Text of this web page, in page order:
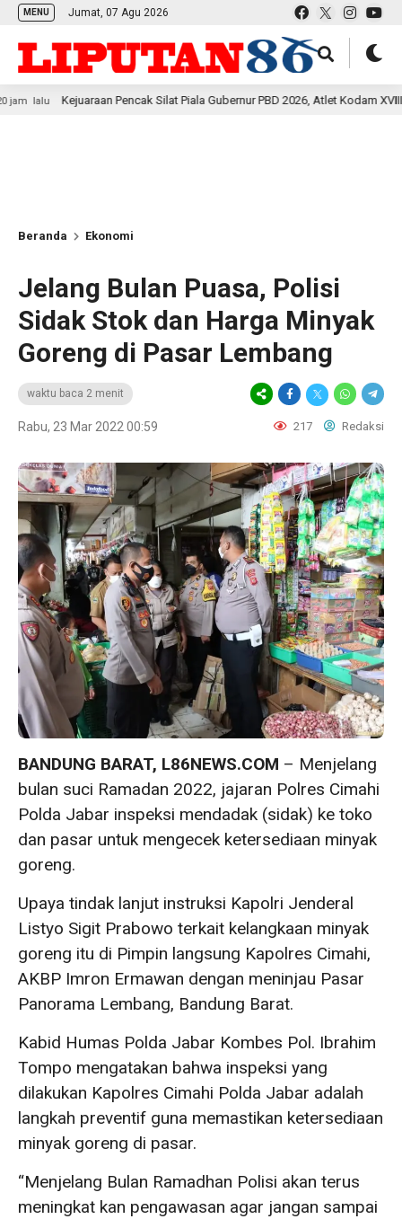
MENU Jumat, 07 Agu 2026
Pencak Silat Piala Gubernur PBD 2026, Atlet Kodam XVIII Kasuari
Beranda Ekonomi
Jelang Bulan Puasa, Polisi
Sidak Stok dan Harga Minyak
Goreng di Pasar Lembang
waktu baca 2 menit
Rabu, 23 Mar 2022 00:59 217 Redaksi
BANDUNG BARAT, L86NEWS.COM – Menjelang
bulan suci Ramadan 2022, jajaran Polres Cimahi
Polda Jabar inspeksi mendadak (sidak) ke toko
dan pasar untuk mengecek ketersediaan minyak
goreng.
Upaya tindak lanjut instruksi Kapolri Jenderal
Listyo Sigit Prabowo terkait kelangkaan minyak
goreng itu di Pimpin langsung Kapolres Cimahi,
AKBP Imron Ermawan dengan meninjau Pasar
Panorama Lembang, Bandung Barat.
Kabid Humas Polda Jabar Kombes Pol. Ibrahim
Tompo mengatakan bahwa inspeksi yang
dilakukan Kapolres Cimahi Polda Jabar adalah
langkah preventif guna memastikan ketersediaan
minyak goreng di pasar.
“Menjelang Bulan Ramadhan Polisi akan terus
meningkat kan pengawasan agar jangan sampai